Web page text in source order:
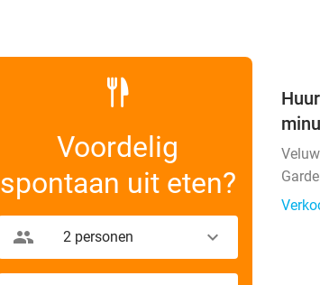
Voordelig
spontaan uit eten?
2 personen